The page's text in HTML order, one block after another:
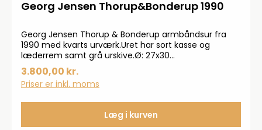
Georg Jensen Thorup&Bonderup 1990
Georg Jensen Thorup & Bonderup armbåndsur fra
1990 med kvarts urværk.Uret har sort kasse og
læderrem samt grå urskive.Ø: 27x30
mmB.5228Modelnr. 348Uret er serviceret og der ydes
2 års garanti.Rabatkoder kan ikke bruges på vintage
produkter.
3.800,00 kr.
Priser er inkl. moms
Læg i kurven